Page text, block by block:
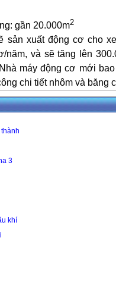
gần 20.000m2
sản xuất động cơ cho
năm, và sẽ tăng lên
Nhà máy động cơ mới
chi tiết nhôm và băng
3
khí